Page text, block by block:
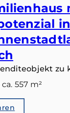
in
zu
557 m²